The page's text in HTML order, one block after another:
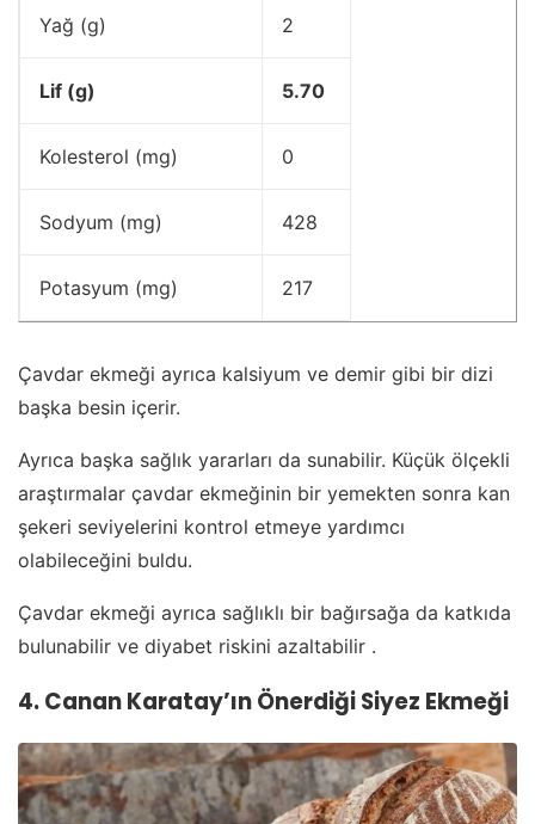
Yağ (g) 2
Lif (g) 5.70
Kolesterol (mg) 0
Sodyum (mg) 428
Potasyum (mg) 217
Çavdar ekmeği ayrıca kalsiyum ve demir gibi bir dizi
başka besin içerir.
Ayrıca başka sağlık yararları da sunabilir. Küçük ölçekli
araştırmalar çavdar ekmeğinin bir yemekten sonra kan
şekeri seviyelerini kontrol etmeye yardımcı
olabileceğini buldu.
Çavdar ekmeği ayrıca sağlıklı bir bağırsağa da katkıda
bulunabilir ve diyabet riskini azaltabilir .
4. Canan Karatay’ın Önerdiği Siyez Ekmeği